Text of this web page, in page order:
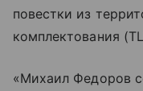
повестки из
комплектования
«Михаил Федоров